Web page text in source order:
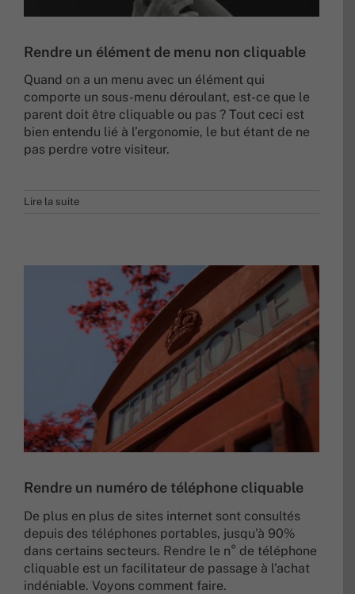
Rendre un élément de menu non cliquable
Quand on a un menu avec un élément qui
comporte un sous-menu déroulant, est-ce que le
parent doit être cliquable ou pas ? Tout ceci est
bien entendu lié à l’ergonomie, le but étant de ne
pas perdre votre visiteur.
Lire la suite
Rendre un numéro de téléphone cliquable
De plus en plus de sites internet sont consultés
depuis des téléphones portables, jusqu'à 90%
dans certains secteurs. Rendre le n° de téléphone
cliquable est un facilitateur de passage à l'achat
indéniable. Voyons comment faire.